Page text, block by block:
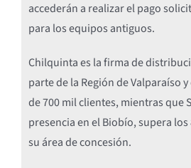
accederán a realizar el pago
para los equipos antiguos.
Chilquinta es la firma de
parte de la Región de Valparaíso
de 700 mil clientes, mientras que
presencia en el Biobío, supera
su área de concesión.